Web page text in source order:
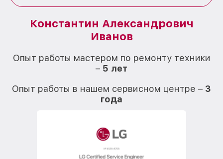
Константин Александрович
Иванов
Опыт работы мастером по ремонту техники
– 5 лет
Опыт работы в нашем сервисном центре – 3
года